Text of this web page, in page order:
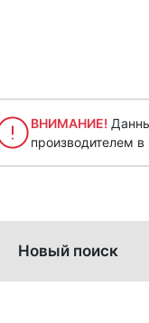
ВНИМАНИЕ!
производителем в
Новый поиск